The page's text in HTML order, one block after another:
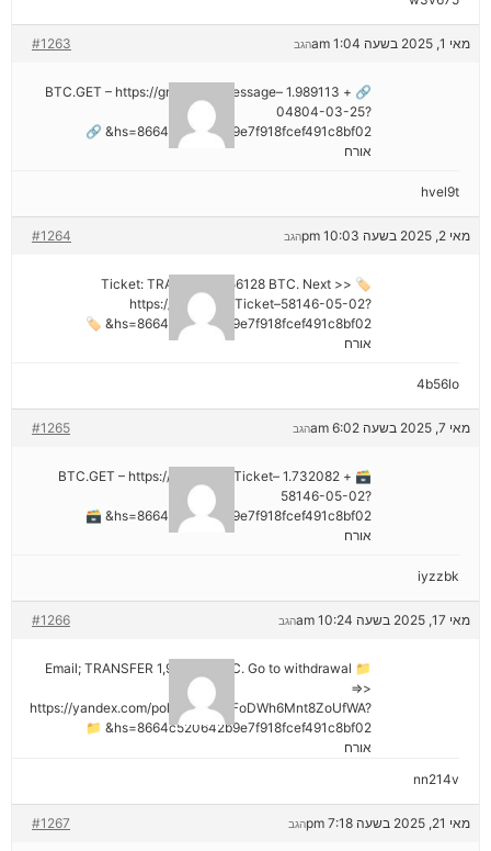
מאי 1, 2025 בשעה 1:04 am #1263 הגב
🔗 + 1.989113 BTC.GET – https://graph.org/Message–
04804-03-25?
hs=8664c520642b9e7f918fcef491c8bf02& 🔗
אורח
hvel9t
מאי 2, 2025 בשעה 10:03 pm #1264 הגב
🏷 Ticket: TRANSFER 1,56128 BTC. Next >>
https://graph.org/Ticket–58146-05-02?
hs=8664c520642b9e7f918fcef491c8bf02& 🏷
אורח
4b56lo
מאי 7, 2025 בשעה 6:02 am #1265 הגב
🗃 + 1.732082 BTC.GET – https://graph.org/Ticket–
58146-05-02?
hs=8664c520642b9e7f918fcef491c8bf02& 🗃
אורח
iyzzbk
מאי 17, 2025 בשעה 10:24 am #1266 הגב
📁 Email; TRANSFER 1,988187 BTC. Go to withdrawal
=>>
https://yandex.com/poll/7R6WLNFoDWh6Mnt8ZoUfWA?
hs=8664c520642b9e7f918fcef491c8bf02& 📁
אורח
nn214v
מאי 21, 2025 בשעה 7:18 pm #1267 הגב